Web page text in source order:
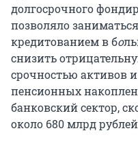
долгосрочного
позволяло
кредитованием в бо
снизить
срочностью активов
пенсионных
банковский сектор,
около 680 млрд